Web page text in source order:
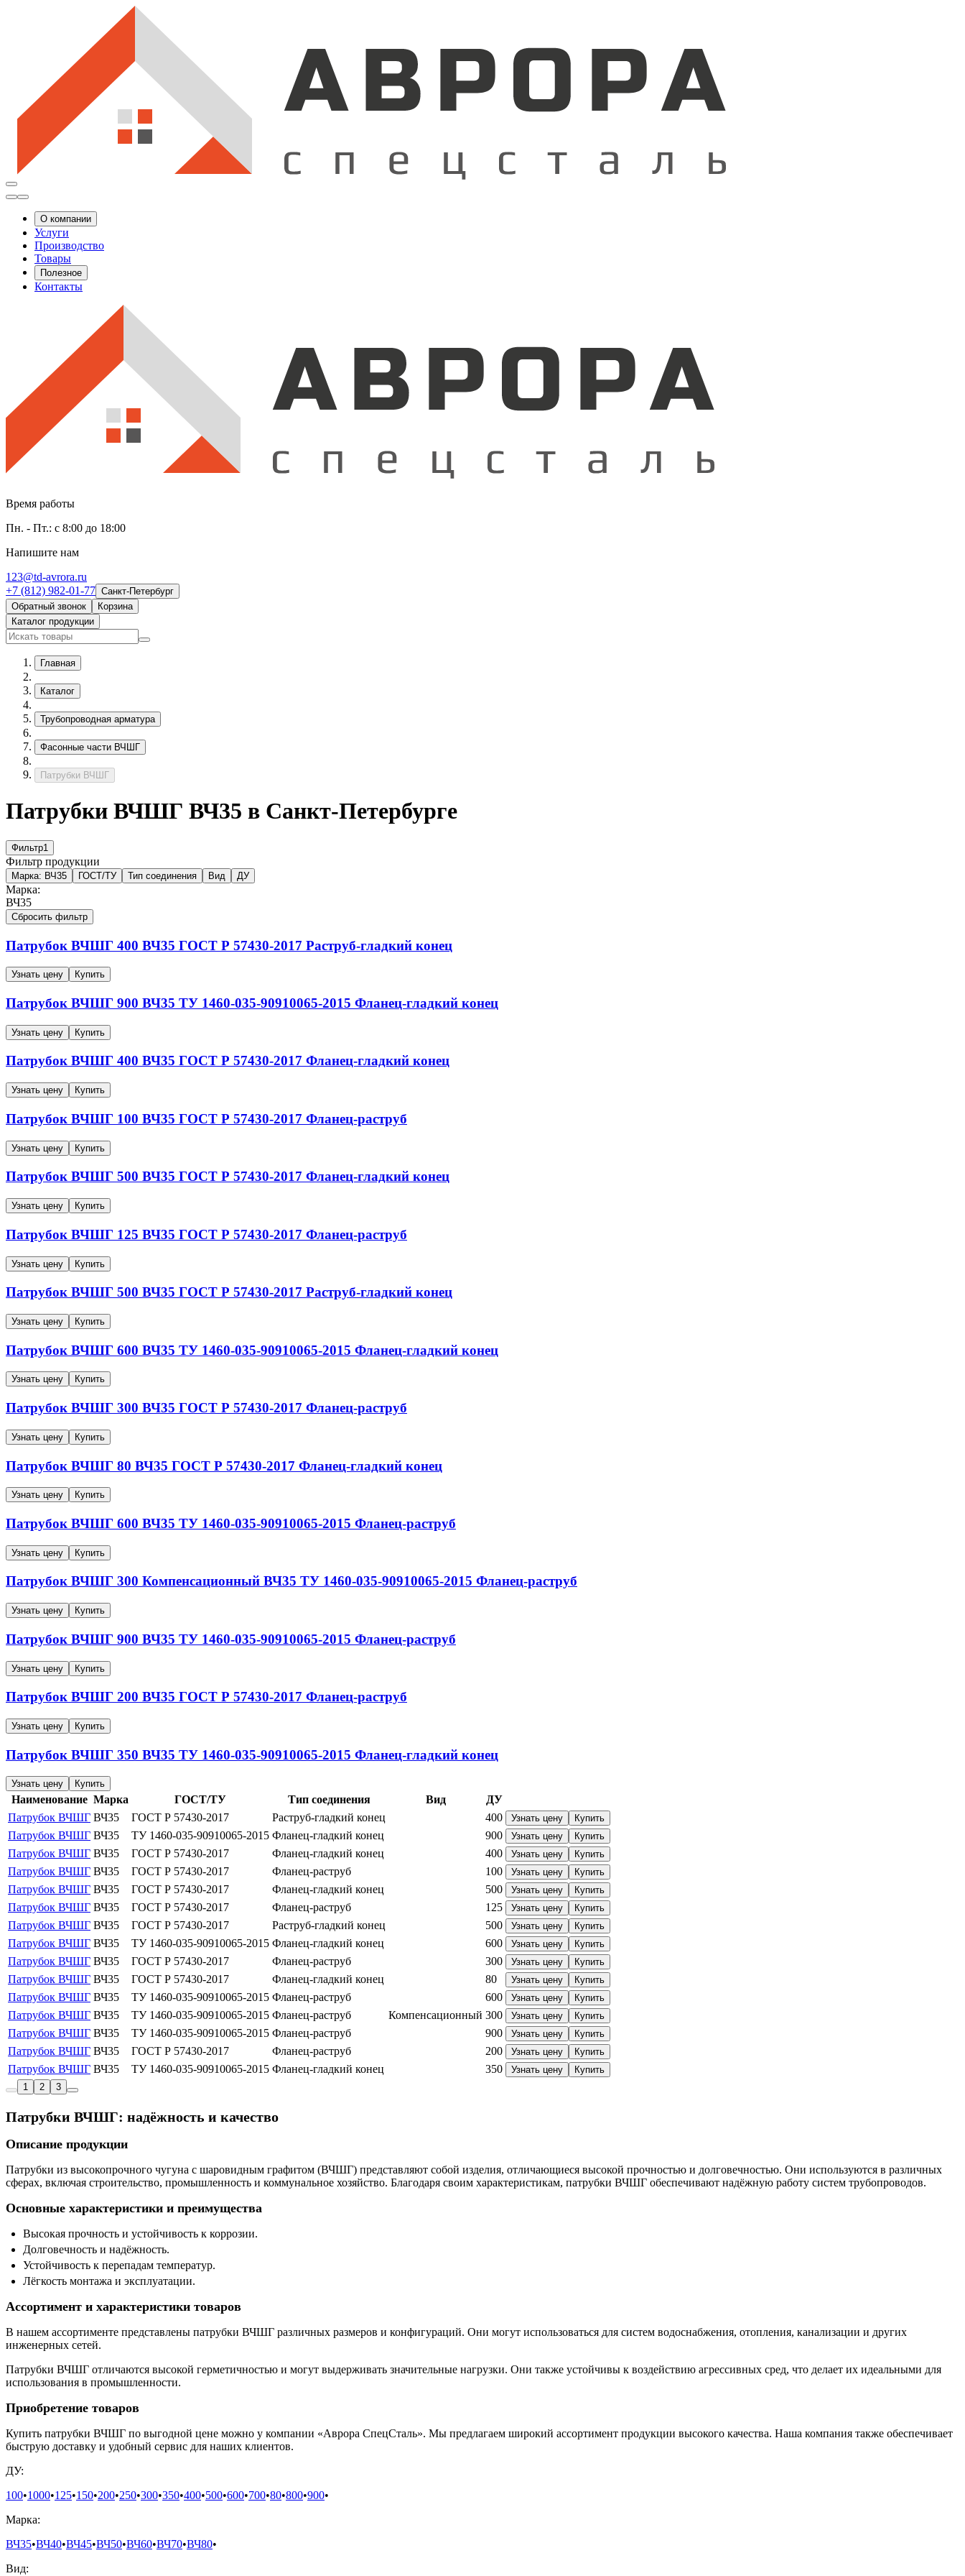
О компании
Услуги
Производство
Товары
Полезное
Контакты
Время работы
Пн. - Пт.: с 8:00 до 18:00
Напишите нам
123@td-avrora.ru
+7 (812) 982-01-77 Санкт-Петербург
Обратный звонок
Корзина
Каталог продукции
Главная
Каталог
Трубопроводная арматура
Фасонные части ВЧШГ
Патрубки ВЧШГ
Патрубки ВЧШГ ВЧ35 в Санкт-Петербурге
Фильтр1
Фильтр продукции
Марка: ВЧ35 ГОСТ/ТУ Тип соединения Вид ДУ
Марка:
ВЧ35
Сбросить фильтр
Патрубок ВЧШГ 400 ВЧ35 ГОСТ Р 57430-2017 Раструб-гладкий конец
Узнать цену Купить
Патрубок ВЧШГ 900 ВЧ35 ТУ 1460-035-90910065-2015 Фланец-гладкий конец
Узнать цену Купить
Патрубок ВЧШГ 400 ВЧ35 ГОСТ Р 57430-2017 Фланец-гладкий конец
Узнать цену Купить
Патрубок ВЧШГ 100 ВЧ35 ГОСТ Р 57430-2017 Фланец-раструб
Узнать цену Купить
Патрубок ВЧШГ 500 ВЧ35 ГОСТ Р 57430-2017 Фланец-гладкий конец
Узнать цену Купить
Патрубок ВЧШГ 125 ВЧ35 ГОСТ Р 57430-2017 Фланец-раструб
Узнать цену Купить
Патрубок ВЧШГ 500 ВЧ35 ГОСТ Р 57430-2017 Раструб-гладкий конец
Узнать цену Купить
Патрубок ВЧШГ 600 ВЧ35 ТУ 1460-035-90910065-2015 Фланец-гладкий конец
Узнать цену Купить
Патрубок ВЧШГ 300 ВЧ35 ГОСТ Р 57430-2017 Фланец-раструб
Узнать цену Купить
Патрубок ВЧШГ 80 ВЧ35 ГОСТ Р 57430-2017 Фланец-гладкий конец
Узнать цену Купить
Патрубок ВЧШГ 600 ВЧ35 ТУ 1460-035-90910065-2015 Фланец-раструб
Узнать цену Купить
Патрубок ВЧШГ 300 Компенсационный ВЧ35 ТУ 1460-035-90910065-2015 Фланец-раструб
Узнать цену Купить
Патрубок ВЧШГ 900 ВЧ35 ТУ 1460-035-90910065-2015 Фланец-раструб
Узнать цену Купить
Патрубок ВЧШГ 200 ВЧ35 ГОСТ Р 57430-2017 Фланец-раструб
Узнать цену Купить
Патрубок ВЧШГ 350 ВЧ35 ТУ 1460-035-90910065-2015 Фланец-гладкий конец
Узнать цену Купить
Наименование Марка ГОСТ/ТУ Тип соединения Вид
ДУ
Патрубок ВЧШГ ВЧ35 ГОСТ Р 57430-2017 Раструб-гладкий конец 400 Узнать цену Купить
Патрубок ВЧШГ ВЧ35 ТУ 1460-035-90910065-2015 Фланец-гладкий конец 900 Узнать цену Купить
Патрубок ВЧШГ ВЧ35 ГОСТ Р 57430-2017 Фланец-гладкий конец 400 Узнать цену Купить
Патрубок ВЧШГ ВЧ35 ГОСТ Р 57430-2017 Фланец-раструб 100 Узнать цену Купить
Патрубок ВЧШГ ВЧ35 ГОСТ Р 57430-2017 Фланец-гладкий конец 500 Узнать цену Купить
Патрубок ВЧШГ ВЧ35 ГОСТ Р 57430-2017 Фланец-раструб 125 Узнать цену Купить
Патрубок ВЧШГ ВЧ35 ГОСТ Р 57430-2017 Раструб-гладкий конец 500 Узнать цену Купить
Патрубок ВЧШГ ВЧ35 ТУ 1460-035-90910065-2015 Фланец-гладкий конец 600 Узнать цену Купить
Патрубок ВЧШГ ВЧ35 ГОСТ Р 57430-2017 Фланец-раструб 300 Узнать цену Купить
Патрубок ВЧШГ ВЧ35 ГОСТ Р 57430-2017 Фланец-гладкий конец 80 Узнать цену Купить
Патрубок ВЧШГ ВЧ35 ТУ 1460-035-90910065-2015 Фланец-раструб 600 Узнать цену Купить
Патрубок ВЧШГ ВЧ35 ТУ 1460-035-90910065-2015 Фланец-раструб Компенсационный 300 Узнать цену Купить
Патрубок ВЧШГ ВЧ35 ТУ 1460-035-90910065-2015 Фланец-раструб 900 Узнать цену Купить
Патрубок ВЧШГ ВЧ35 ГОСТ Р 57430-2017 Фланец-раструб 200 Узнать цену Купить
Патрубок ВЧШГ ВЧ35 ТУ 1460-035-90910065-2015 Фланец-гладкий конец 350 Узнать цену
Купить
1
2 3
Патрубки ВЧШГ: надёжность и качество
Описание продукции
Патрубки из высокопрочного чугуна с шаровидным графитом (ВЧШГ) представляют собой изделия, отличающиеся высокой прочностью и долговечностью. Они используются в различных
сферах, включая строительство, промышленность и коммунальное хозяйство. Благодаря своим характеристикам, патрубки ВЧШГ обеспечивают надёжную работу систем трубопроводов.
Основные характеристики и преимущества
Высокая прочность и устойчивость к коррозии.
Долговечность и надёжность.
Устойчивость к перепадам температур.
Лёгкость монтажа и эксплуатации.
Ассортимент и характеристики товаров
В нашем ассортименте представлены патрубки ВЧШГ различных размеров и конфигураций. Они могут использоваться для систем водоснабжения, отопления, канализации и других
инженерных сетей.
Патрубки ВЧШГ отличаются высокой герметичностью и могут выдерживать значительные нагрузки. Они также устойчивы к воздействию агрессивных сред, что делает их идеальными для
использования в промышленности.
Приобретение товаров
Купить патрубки ВЧШГ по выгодной цене можно у компании «Аврора СпецСталь». Мы предлагаем широкий ассортимент продукции высокого качества. Наша компания также обеспечивает
быструю доставку и удобный сервис для наших клиентов.
ДУ:
100•1000•125•150•200•250•300•350•400•500•600•700•80•800•900•
Марка:
ВЧ35•ВЧ40•ВЧ45•ВЧ50•ВЧ60•ВЧ70•ВЧ80•
Вид: